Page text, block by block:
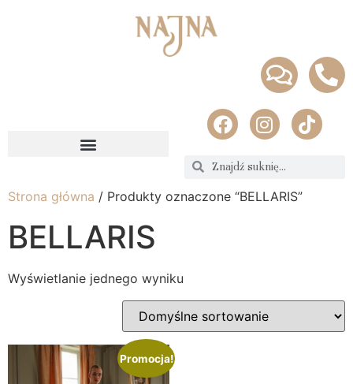
Strona główna / Produkty oznaczone “BELLARIS”
BELLARIS
Wyświetlanie jednego wyniku
Promocja!